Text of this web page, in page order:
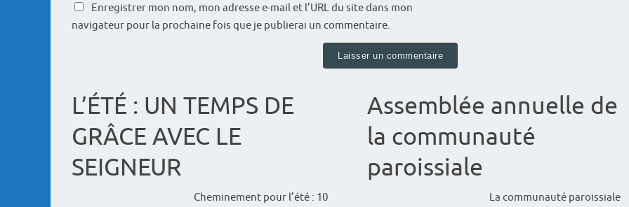
Enregistrer mon nom, mon adresse e-mail et l’URL du site dans mon
navigateur pour la prochaine fois que je publierai un commentaire.
L’ÉTÉ : UN TEMPS DE
GRÂCE AVEC LE
SEIGNEUR
Cheminement pour l’été : 10
Assemblée annuelle de
la communauté
paroissiale
La communauté paroissiale